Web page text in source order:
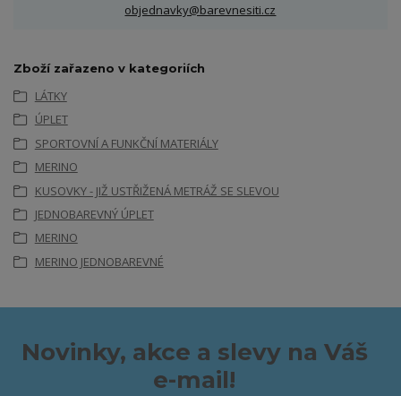
objednavky@barevnesiti.cz
Zboží zařazeno v kategoriích
LÁTKY
ÚPLET
SPORTOVNÍ A FUNKČNÍ MATERIÁLY
MERINO
KUSOVKY - JIŽ USTŘIŽENÁ METRÁŽ SE SLEVOU
JEDNOBAREVNÝ ÚPLET
MERINO
MERINO JEDNOBAREVNÉ
Novinky, akce a slevy na Váš
e-mail!